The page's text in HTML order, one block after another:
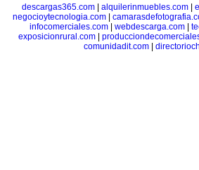
descargas365.com| alquilerinmuebles.com|
negocioytecnologia.com
infocomerciales.com| webdescarga.com|
exposicionrural.com
comunidadit.com|